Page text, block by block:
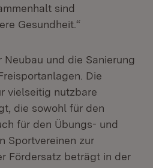
sind
Gesundheit.“
und die Sanierung
Die
vielseitig nutzbare
die sowohl für den
für den Übungs- und
Sportvereinen zur
Fördersatz beträgt in der